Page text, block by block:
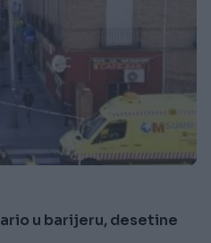
u barijeru, desetine